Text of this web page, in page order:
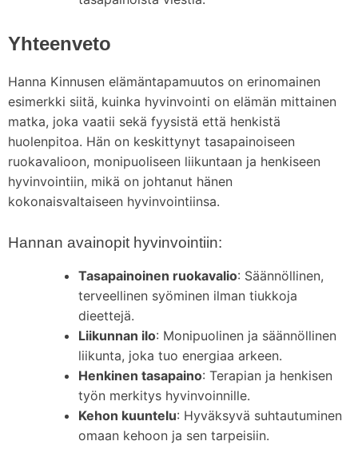
Yhteenveto
Hanna Kinnusen elämäntapamuutos on erinomainen
esimerkki siitä, kuinka hyvinvointi on elämän mittainen
matka, joka vaatii sekä fyysistä että henkistä
huolenpitoa. Hän on keskittynyt tasapainoiseen
ruokavalioon, monipuoliseen liikuntaan ja henkiseen
hyvinvointiin, mikä on johtanut hänen
kokonaisvaltaiseen hyvinvointiinsa.
Hannan avainopit hyvinvointiin:
Tasapainoinen ruokavalio: Säännöllinen,
terveellinen syöminen ilman tiukkoja
dieettejä.
Liikunnan ilo: Monipuolinen ja säännöllinen
liikunta, joka tuo energiaa arkeen.
Henkinen tasapaino: Terapian ja henkisen
työn merkitys hyvinvoinnille.
Kehon kuuntelu: Hyväksyvä suhtautuminen
omaan kehoon ja sen tarpeisiin.